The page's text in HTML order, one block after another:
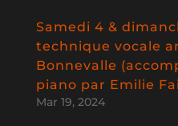
Samedi 4 &
technique vocale
Bonnevalle
piano par Emilie
Mar 19, 2024